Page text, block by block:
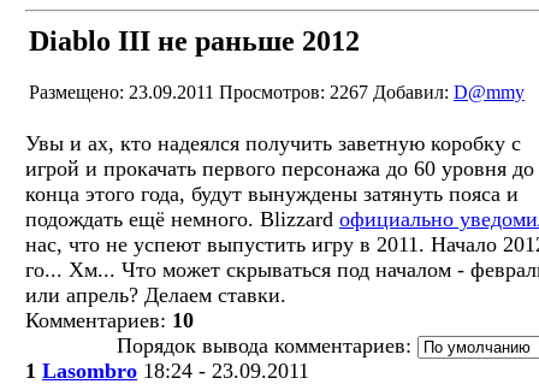
Diablo III не раньше 2012
Размещено: 23.09.2011 Просмотров: 2267 Добавил: D@mmy
Увы и ах, кто надеялся получить заветную коробку с
игрой и прокачать первого персонажа до 60 уровня до
конца этого года, будут вынуждены затянуть пояса и
подождать ещё немного. Blizzard официально
нас, что не успеют выпустить игру в 2011. Начало
го... Хм... Что может скрываться под началом -
или апрель? Делаем ставки.
Комментариев: 10
Порядок вывода комментариев:
1 Lasombro 18:24 - 23.09.2011